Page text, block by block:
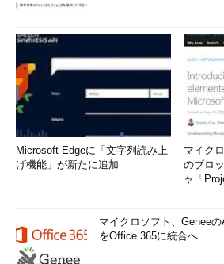
Microsoft Edgeに「文字列読み上
げ機能」が新たに追加
マイク
のブロ
ャ「
マイクロソフト、Genee
をOffice 365に統合へ